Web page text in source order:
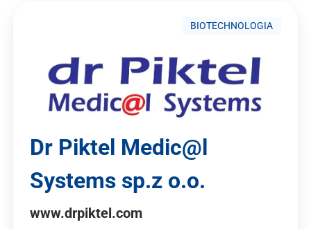
BIOTECHNOLOGIA
Dr Piktel Medic@l
Systems sp.z o.o.
www.drpiktel.com